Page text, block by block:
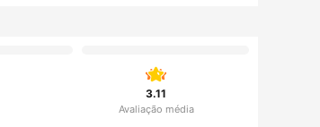
3.11
Avaliação média